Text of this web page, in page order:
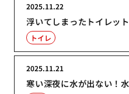
浮いてしまったトイレッ
2025.11.22
トイレ
寒い深夜に水が出ない！
2025.11.21